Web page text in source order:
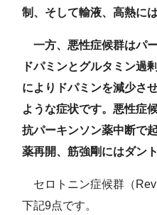
制、そして輸液、高熱に
一方、悪性症候群はパ
ドパミンとグルタミン過
によりドパミンを減少さ
ような症状です。悪性症
抗パーキンソン薬中断で
薬再開、筋強剛にはダン
セロトニン症候群（
下記9点です。